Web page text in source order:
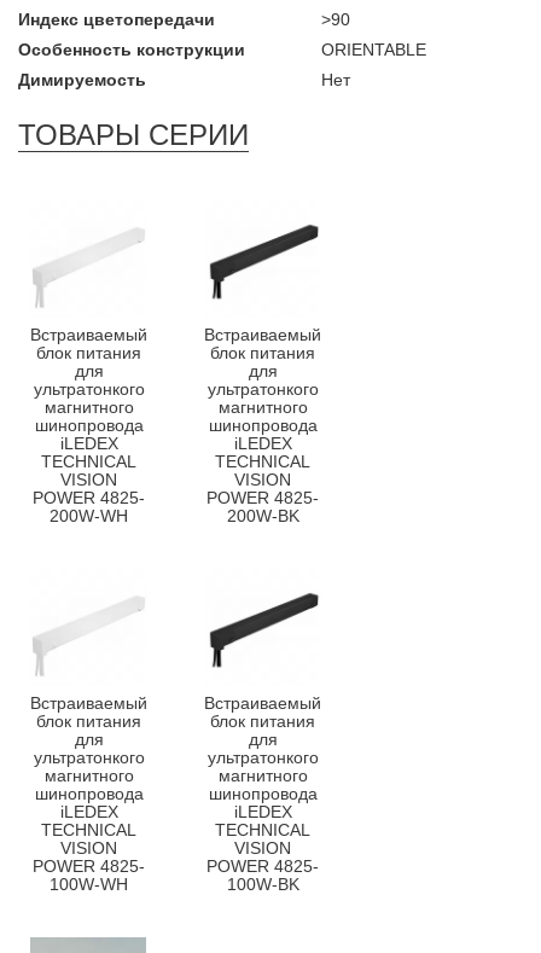
Индекс цветопередачи
>90
Особенность конструкции
ORIENTABLE
Димируемость
Нет
ТОВАРЫ СЕРИИ
Встраиваемый
блок питания
для
ультратонкого
магнитного
шинопровода
iLEDEX
TECHNICAL
VISION
POWER 4825-
200W-WH
Встраиваемый
блок питания
для
ультратонкого
магнитного
шинопровода
iLEDEX
TECHNICAL
VISION
POWER 4825-
200W-BK
Встраиваемый
блок питания
для
ультратонкого
магнитного
шинопровода
iLEDEX
TECHNICAL
VISION
POWER 4825-
100W-WH
Встраиваемый
блок питания
для
ультратонкого
магнитного
шинопровода
iLEDEX
TECHNICAL
VISION
POWER 4825-
100W-BK